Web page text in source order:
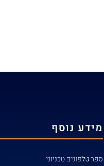
מידע נוסף
ספר טלפונים טכניוני